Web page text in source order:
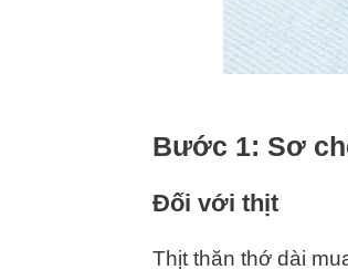
Bước 1: Sơ
Đối với thịt
Thịt thăn thớ dài